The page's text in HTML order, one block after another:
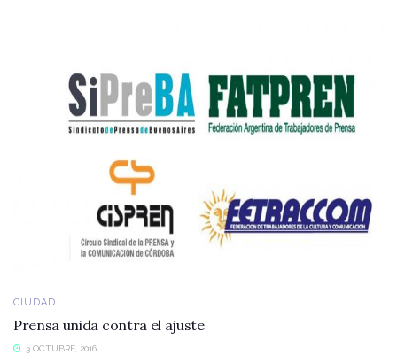
CIUDAD
Prensa unida contra el ajuste
3 OCTUBRE, 2016